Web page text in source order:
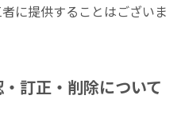
に提供することはございま
訂正・削除について